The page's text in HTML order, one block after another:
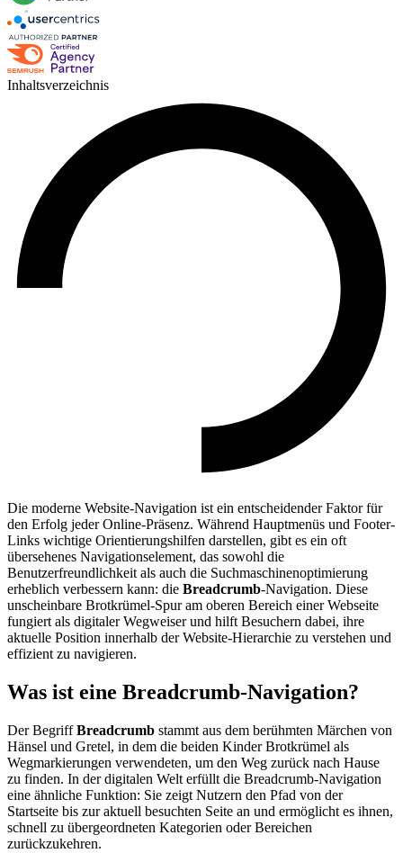
Inhaltsverzeichnis
Die moderne Website-Navigation ist ein entscheidender Faktor für
den Erfolg jeder Online-Präsenz. Während Hauptmenüs und Footer-
Links wichtige Orientierungshilfen darstellen, gibt es ein oft
übersehenes Navigationselement, das sowohl die
Benutzerfreundlichkeit als auch die Suchmaschinenoptimierung
erheblich verbessern kann: die Breadcrumb-Navigation. Diese
unscheinbare Brotkrümel-Spur am oberen Bereich einer Webseite
fungiert als digitaler Wegweiser und hilft Besuchern dabei, ihre
aktuelle Position innerhalb der Website-Hierarchie zu verstehen und
effizient zu navigieren.
Was ist eine Breadcrumb-Navigation?
Der BegriffBreadcrumb stammt aus dem berühmten Märchen von
Hänsel und Gretel, in dem die beiden Kinder Brotkrümel als
Wegmarkierungen verwendeten, um den Weg zurück nach Hause
zu finden. In der digitalen Welt erfüllt die Breadcrumb-Navigation
eine ähnliche Funktion: Sie zeigt Nutzern den Pfad von der
Startseite bis zur aktuell besuchten Seite an und ermöglicht es ihnen,
schnell zu übergeordneten Kategorien oder Bereichen
zurückzukehren.